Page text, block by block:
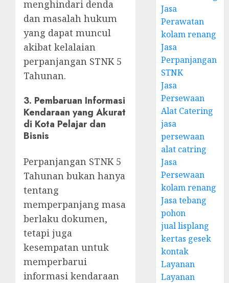
menghindari denda
dan masalah hukum
yang dapat muncul
akibat kelalaian
perpanjangan STNK 5
Tahunan.
3. Pembaruan Informasi
Kendaraan yang Akurat
di Kota Pelajar dan
Bisnis
Perpanjangan STNK 5
Tahunan bukan hanya
tentang
memperpanjang masa
berlaku dokumen,
tetapi juga
kesempatan untuk
memperbarui
informasi kendaraan
Jasa
Perawatan
kolam renang
Jasa
Perpanjangan
STNK
Jasa
Persewaan
Alat Catering
jasa
persewaan
alat catring
Jasa
Persewaan
kolam renang
Jasa tebang
pohon
jual lisplang
kertas gesek
kontak
Layanan
Layanan